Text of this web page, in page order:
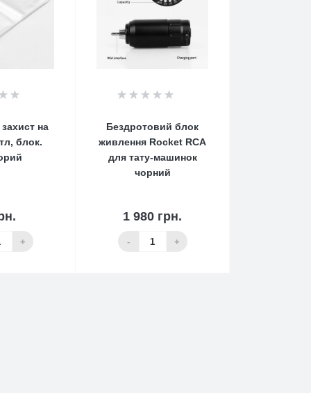
на
блок.
+
Бездротовий блок
живлення Rocket RCA
для тату-машинок
чорний
1 980 грн.
- +
Нет в наличии